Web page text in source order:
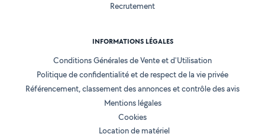
Recrutement
INFORMATIONS LÉGALES
Conditions Générales de Vente et d'Utilisation
Politique de confidentialité et de respect de la vie privée
Référencement, classement des annonces et contrôle des avis
Mentions légales
Cookies
Location de matériel